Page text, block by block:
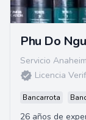
Phu Do
Servicio Anaheim
Licencia
Bancarrota
26 años de